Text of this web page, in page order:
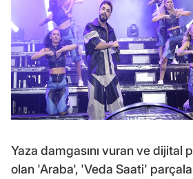
Yaza damgasını vuran ve dijital
olan 'Araba', 'Veda Saati'